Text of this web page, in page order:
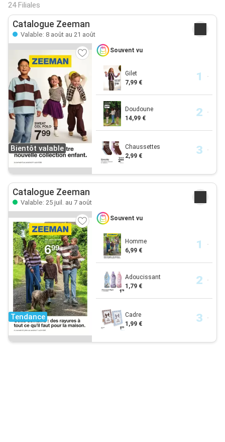
24 Filiales
Catalogue Zeeman
Valable: 8 août au 21 août
Bientôt valable
Souvent vu
Gilet
7,99 €
Doudoune
14,99 €
Chaussettes
2,99 €
Catalogue Zeeman
Valable: 25 juil. au 7 août
Tendance
Souvent vu
Homme
6,99 €
Adoucissant
1,79 €
Cadre
1,99 €